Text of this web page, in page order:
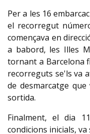
Per a les 16
el recorregut
començava en
a babord, les Illes
tornant a Barcelona
recorreguts se'ls va
de desmarcatge
sortida.
Finalment, el dia
condicions inicials,